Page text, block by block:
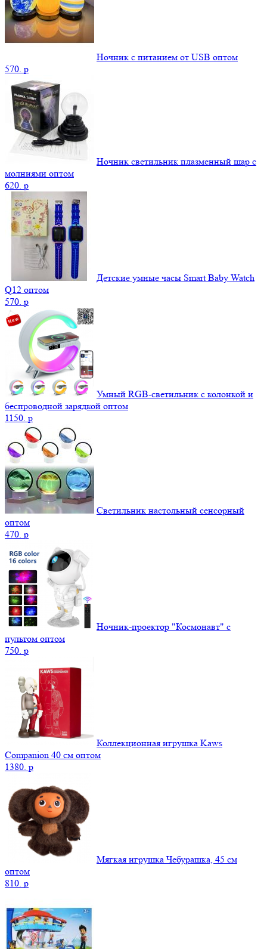
Ночник с питанием от USB оптом
570. p
Ночник светильник плазменный шар с
молниями оптом
620. p
Детские умные часы Smart Baby Watch
Q12 оптом
570. p
Умный RGB-светильник с колонкой и
беспроводной зарядкой оптом
1150. p
Светильник настольный сенсорный
оптом
470. p
Ночник-проектор "Космонавт" с
пультом оптом
750. p
Коллекционная игрушка Kaws
Companion 40 см оптом
1380. p
Мягкая игрушка Чебурашка, 45 см
оптом
810. p